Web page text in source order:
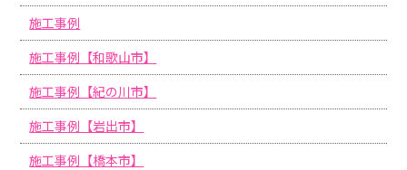
施工事例
施工事例【和歌山市】
施工事例【紀の川市】
施工事例【岩出市】
施工事例【橋本市】